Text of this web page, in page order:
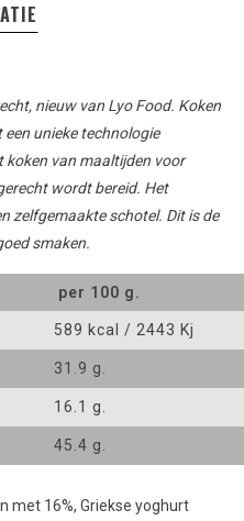
nieuw van Lyo Food. Koken
een unieke technologie
koken van maaltijden voor
wordt bereid. Het
zelfgemaakte schotel. Dit is de
smaken.
per 100 g.
589 kcal / 2443 Kj
31.9 g.
16.1 g.
45.4 g.
met 16%, Griekse yoghurt